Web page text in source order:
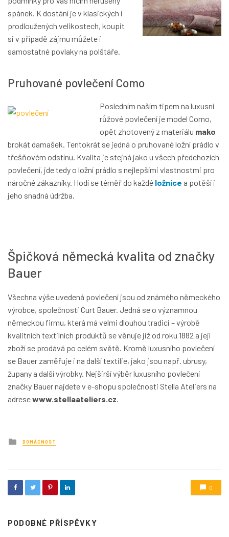
spánek. K dostání je v klasických i
prodloužených velikostech, koupit
si v případě zájmu můžete i
samostatné povlaky na polštáře.
Pruhované povlečení Como
Posledním naším tipem na luxusní
růžové povlečení je model Como,
opět zhotovený z materiálu mako
brokát damašek. Tentokrát se jedná o pruhované ložní prádlo v
třešňovém odstínu. Kvalita je stejná jako u všech předchozích
povlečení, jde tedy o ložní prádlo s nejlepšími vlastnostmi pro
náročné zákazníky. Hodí se téměř do každé ložnice a potěší i
jeho snadná údržba.
Špičková německá kvalita od značky
Bauer
Všechna výše uvedená povlečení jsou od známého německého
výrobce, společnosti Curt Bauer. Jedná se o významnou
německou firmu, která má velmi dlouhou tradici – výrobě
kvalitních textilních produktů se věnuje již od roku 1882 a její
zboží se prodává po celém světě. Kromě luxusního povlečení
se Bauer zaměřuje i na další textilie, jako jsou např. ubrusy,
župany a další výrobky. Nejširší výběr luxusního povlečení
značky Bauer najdete v e-shopu společnosti Stella Ateliers na
adresewww.stellaateliers.cz.
Posted
in
DOMÁCNOST
0
PODOBNÉ PŘÍSPĚVKY